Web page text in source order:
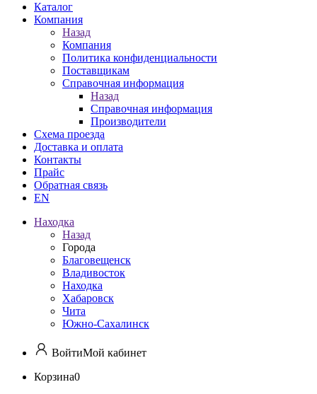
Каталог
Компания
Назад
Компания
Политика конфиденциальности
Поставщикам
Справочная информация
Назад
Справочная информация
Производители
Схема проезда
Доставка и оплата
Контакты
Прайс
Обратная связь
EN
Находка
Назад
Города
Благовещенск
Владивосток
Находка
Хабаровск
Чита
Южно-Сахалинск
ВойтиМой кабинет
Корзина0